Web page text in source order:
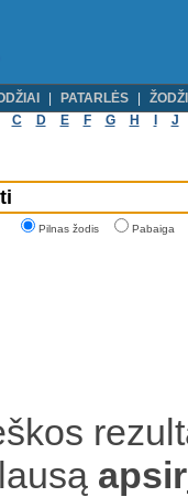
PATARLĖS
C D E F G H J
Pilnas žodis Pabaiga
apsir